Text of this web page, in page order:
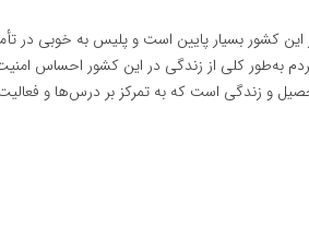
کشور بسیار پایین است و پلیس به خوبی در
به‌طور کلی از زندگی در این کشور احساس
و زندگی است که به تمرکز بر درس‌ها و